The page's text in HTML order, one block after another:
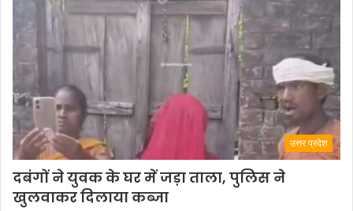
उत्तर प्रदेश
दबंगों ने युवक के घर में जड़ा ताला, पुलिस ने
खुलवाकर दिलाया कब्जा